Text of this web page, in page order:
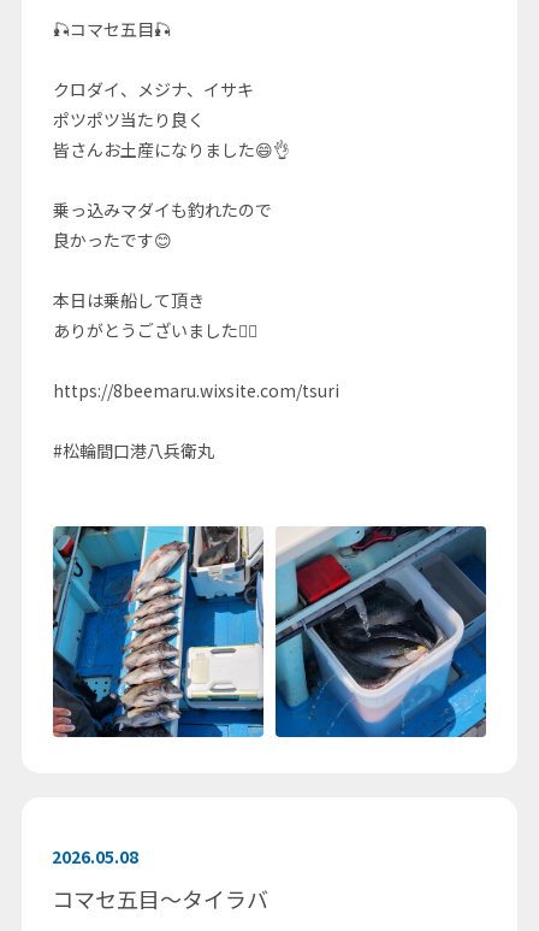
🎣コマセ五目🎣
クロダイ、メジナ、イサキ
ポツポツ当たり良く
皆さんお土産になりました😄👌
乗っ込みマダイも釣れたので
良かったです😊
本日は乗船して頂き
ありがとうございました🙇‍♂️
https://8beemaru.wixsite.com/tsuri
#松輪間口港八兵衛丸
2026.05.08
コマセ五目～タイラバ